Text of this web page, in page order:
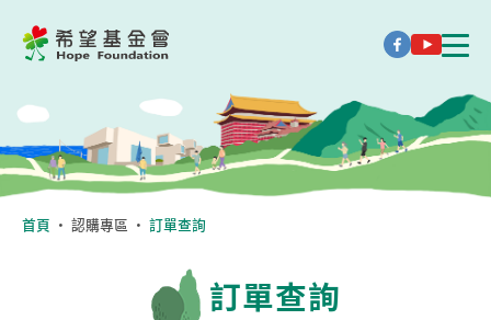
首頁 ・ 認購專區 ・ 訂單查詢
訂單查詢